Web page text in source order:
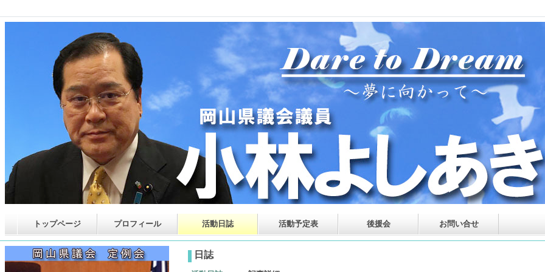
トップページ プロフィール 活動日誌 活動予定表 後援会 お問い合せ
日誌